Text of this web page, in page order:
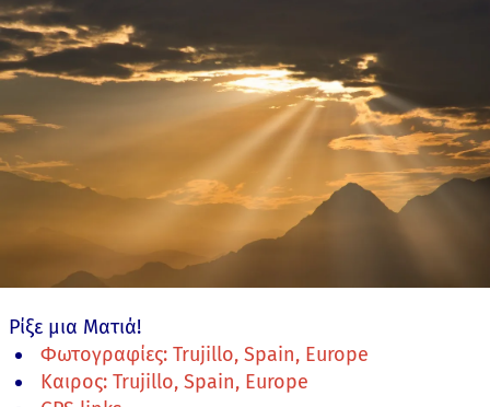
Ρίξε μια Ματιά!
Φωτογραφίες: Trujillo, Spain, Europe
Καιρος: Trujillo, Spain, Europe